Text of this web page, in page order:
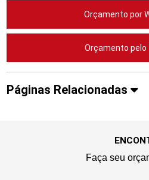
Orçamento por
Orçamento pelo
Páginas Relacionadas
Faça seu